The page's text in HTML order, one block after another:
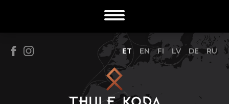
ET EN FI LV DE RU